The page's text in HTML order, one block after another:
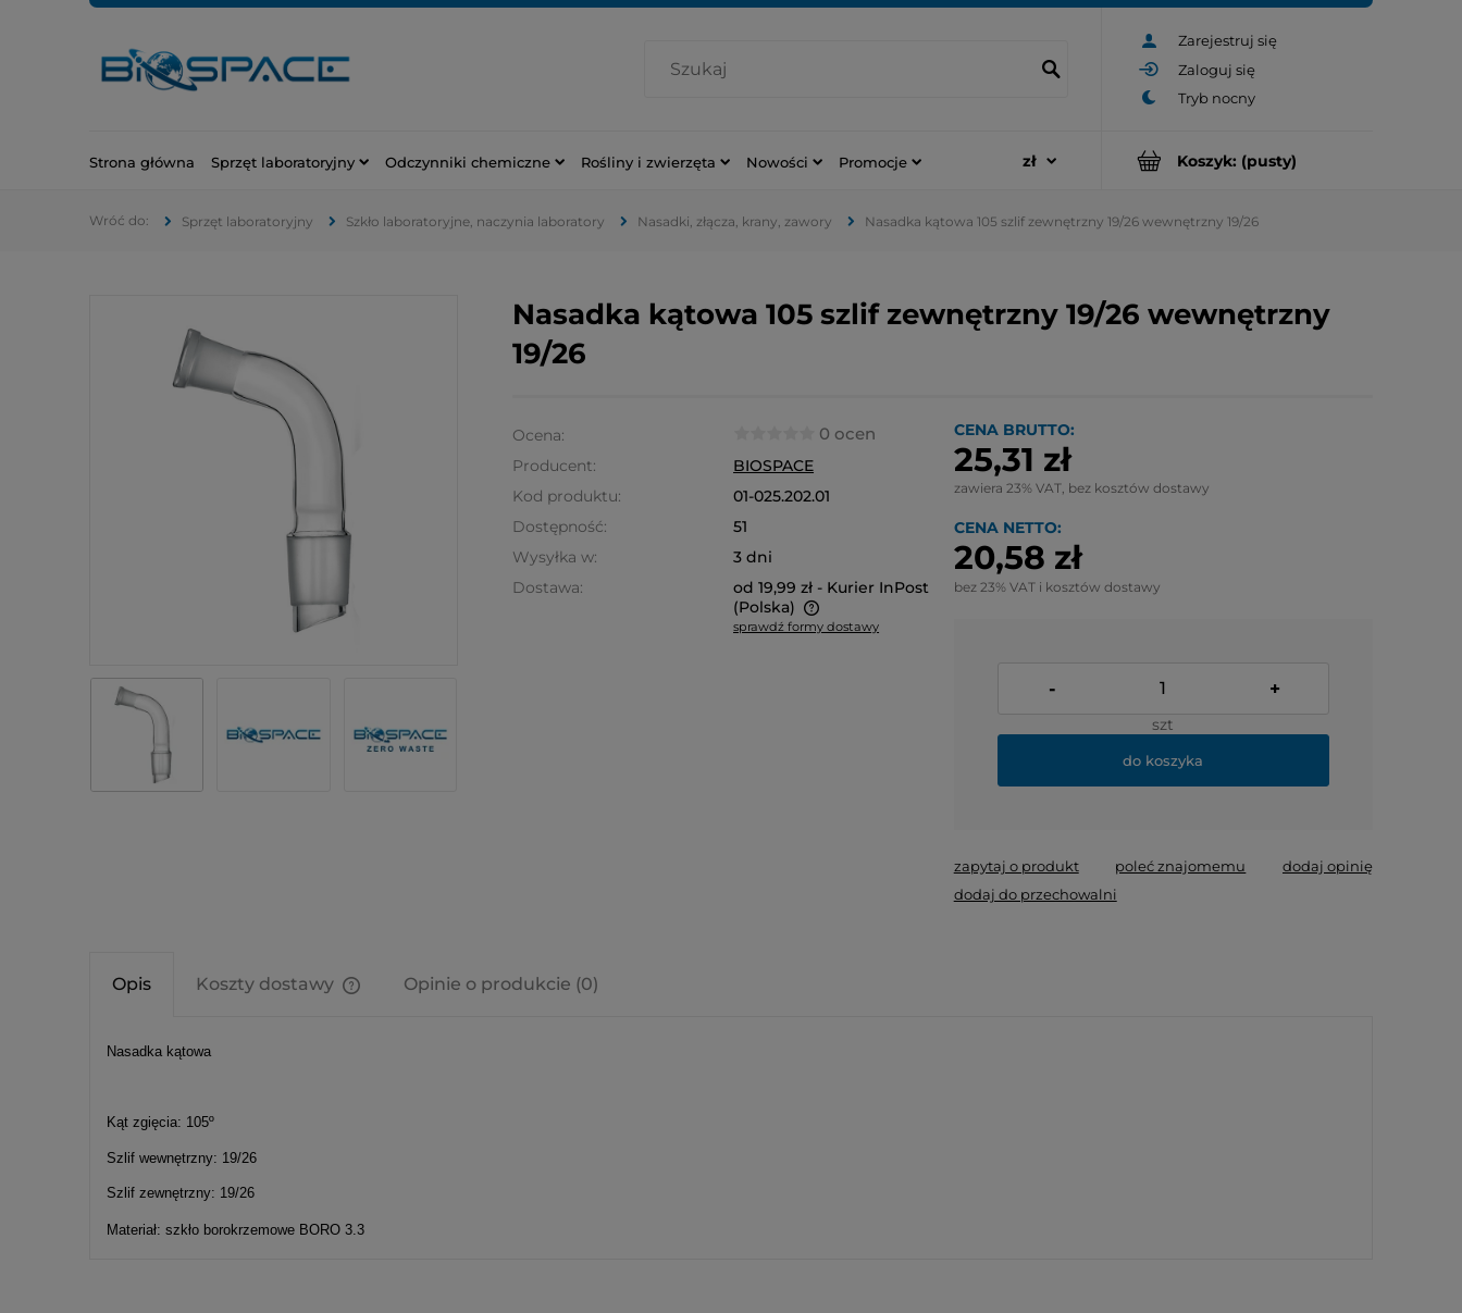
Zarejestruj się
Zaloguj się
Koszyk: (pusty)
Strona główna Sprzęt laboratoryjny Odczynniki chemiczne Rośliny i zwierzęta Nowości Promocje
Sprzęt laboratoryjny Szkło laboratoryjne, naczynia laboratory Nasadki, złącza, krany, zawory Nasadka kątowa 105 szlif zewnętrzny 19/26 wewnętrzny 19/26
Nasadka kątowa 105 szlif zewnętrzny 19/26 wewnętrzny
19/26
Ocena: 0 ocen
Producent:
BIOSPACE
Kod produktu:
01-025.202.01
Dostępność:
51
Wysyłka w:
3 dni
Dostawa:
od 19,99 zł - Kurier InPost
(Polska)
sprawdź formy dostawy
CENA BRUTTO:
25,31 zł
zawiera 23% VAT, bez kosztów dostawy
CENA NETTO:
20,58 zł
bez 23% VAT i kosztów dostawy
- +
szt
do koszyka
zapytaj o produkt poleć znajomemu
dodaj opinię
dodaj do przechowalni
Opis Koszty dostawy Opinie o produkcie (0)
Nasadka kątowa
Kąt zgięcia: 105º
Szlif wewnętrzny: 19/26
Szlif zewnętrzny: 19/26
Materiał: szkło borokrzemowe BORO 3.3